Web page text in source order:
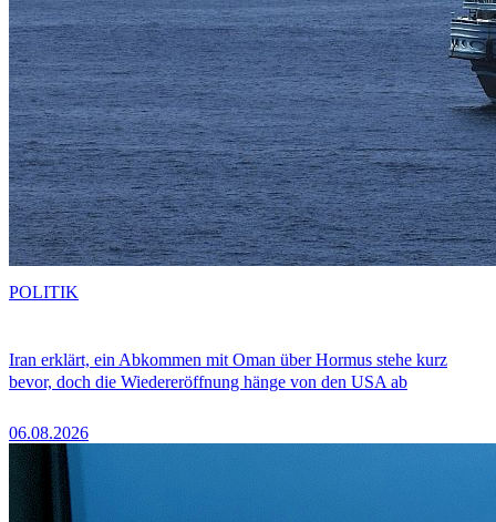
Iran erklärt, ein Abkommen mit Oman über Hormus stehe kurz
bevor, doch die Wiedereröffnung hänge von den USA ab
06.08.2026
POLITIK